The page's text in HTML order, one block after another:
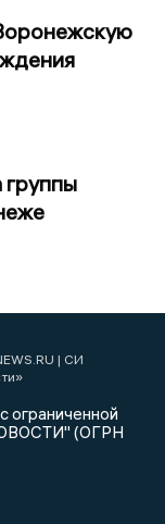
| СИ
ограниченной
(ОГРН